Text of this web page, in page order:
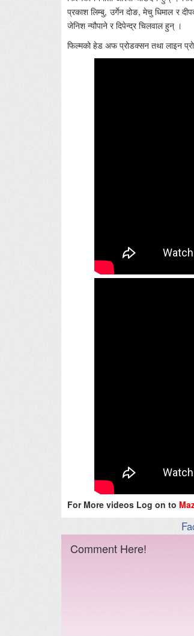
प्रकाश लिम्बु, उर्गेन दोङ, मेचु धिमाल र
जेनिश न्यौपाने र दिपेन्द्र चिलवाल हुन् ।
फिल्मको हेड अफ प्रोडक्सन तथा लाइन
For More videos Log on to
Comment Here!